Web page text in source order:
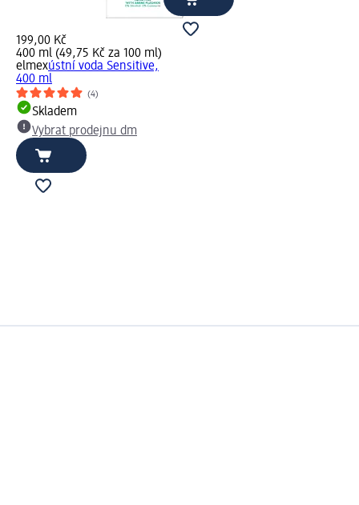
199,00 Kč
400 ml (49,75 Kč za 100 ml)
elmexústní voda Sensitive,
400 ml
(4)
Skladem
Vybrat prodejnu dm